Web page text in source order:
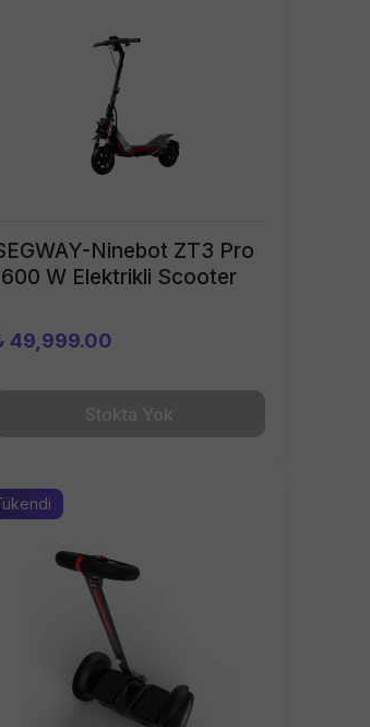
Ninebot ZT3 Pro
W Elektrikli Scooter
49,999.00
Stokta Yok